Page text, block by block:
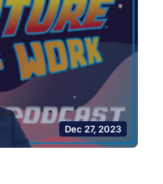
Dec 27, 2023